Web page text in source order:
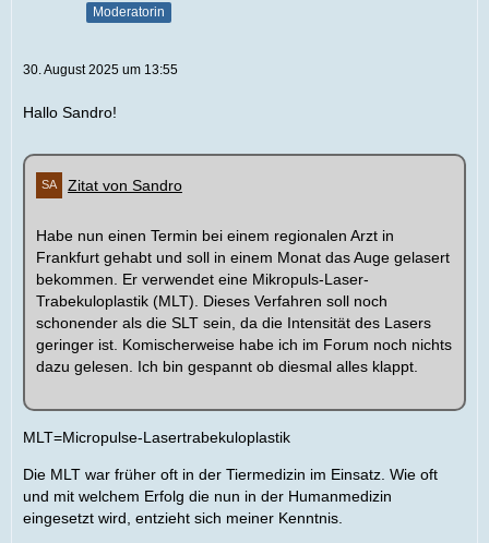
Moderatorin
30. August 2025 um 13:55
Hallo Sandro!
Zitat von Sandro
Habe nun einen Termin bei einem regionalen Arzt in
Frankfurt gehabt und soll in einem Monat das Auge gelasert
bekommen. Er verwendet eine Mikropuls-Laser-
Trabekuloplastik (MLT). Dieses Verfahren soll noch
schonender als die SLT sein, da die Intensität des Lasers
geringer ist. Komischerweise habe ich im Forum noch nichts
dazu gelesen. Ich bin gespannt ob diesmal alles klappt.
MLT=Micropulse-Lasertrabekuloplastik
Die MLT war früher oft in der Tiermedizin im Einsatz. Wie oft
und mit welchem Erfolg die nun in der Humanmedizin
eingesetzt wird, entzieht sich meiner Kenntnis.